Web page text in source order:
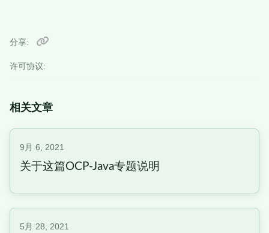
许可协议:
分享
相关文章
9月 6, 2021
关于这篇OCP-Java专题说明
5月 28, 2021